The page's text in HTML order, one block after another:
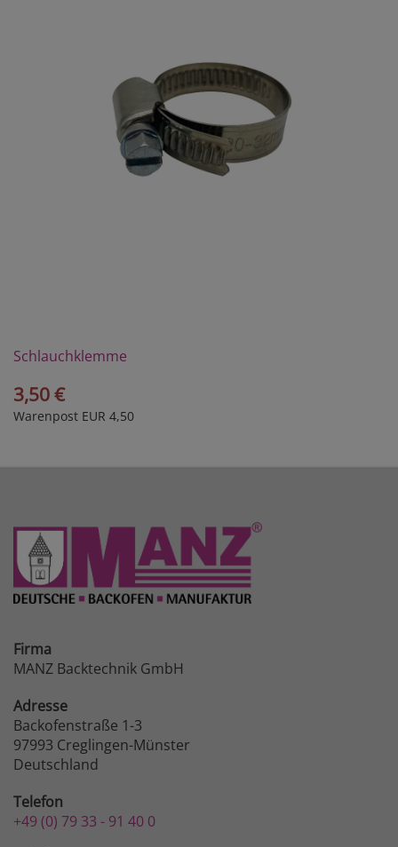
Schlauchklemme
3,50 €
Warenpost EUR 4,50
Firma
MANZ Backtechnik GmbH
Adresse
Backofenstraße 1-3
97993 Creglingen-Münster
Deutschland
Telefon
+49 (0) 79 33 - 91 40 0